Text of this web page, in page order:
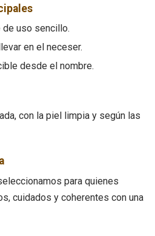
de uso sencillo.
en el neceser.
desde el nombre.
con la piel limpia y según las
para quienes
cuidados y coherentes con una